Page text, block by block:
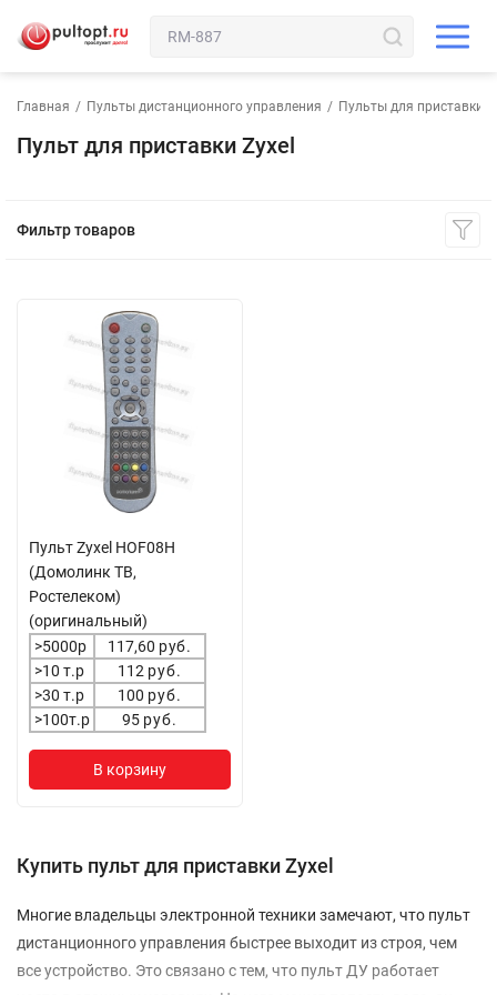
Главная / Пульты дистанционного управления / Пульты для приставки
Пульт для приставки Zyxel
Фильтр товаров
Пульт Zyxel HOF08H
(Домолинк ТВ,
Ростелеком)
(оригинальный)
>5000р
117,60 руб.
>10 т.р
112 руб.
>30 т.р
100 руб.
>100т.р
95 руб.
В корзину
Купить пульт для приставки Zyxel
Многие владельцы электронной техники замечают, что пульт
дистанционного управления быстрее выходит из строя, чем
все устройство. Это связано с тем, что пульт ДУ работает